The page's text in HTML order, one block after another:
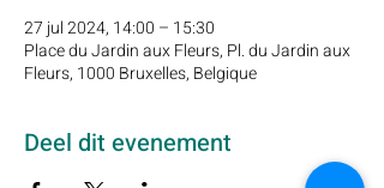
27 jul 2024, 14:00 – 15:30
Place du Jardin aux Fleurs, Pl. du Jardin aux
Fleurs, 1000 Bruxelles, Belgique
Deel dit evenement